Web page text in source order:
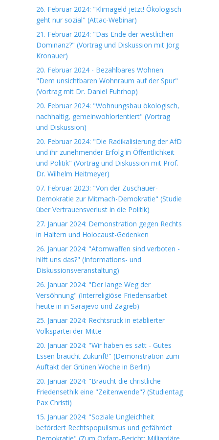
26. Februar 2024: "Klimageld jetzt! Ökologisch
geht nur sozial" (Attac-Webinar)
21. Februar 2024: "Das Ende der westlichen
Dominanz?" (Vortrag und Diskussion mit Jörg
Kronauer)
20. Februar 2024 - Bezahlbares Wohnen:
"Dem unsichtbaren Wohnraum auf der Spur"
(Vortrag mit Dr. Daniel Fuhrhop)
20. Februar 2024: "Wohnungsbau ökologisch,
nachhaltig, gemeinwohlorientiert" (Vortrag
und Diskussion)
20. Februar 2024: "Die Radikalisierung der AfD
und ihr zunehmender Erfolg in Öffentlichkeit
und Politik" (Vortrag und Diskussion mit Prof.
Dr. Wilhelm Heitmeyer)
07. Februar 2023: "Von der Zuschauer-
Demokratie zur Mitmach-Demokratie" (Studie
über Vertrauensverlust in die Politik)
27. Januar 2024: Demonstration gegen Rechts
in Haltern und Holocaust-Gedenken
26. Januar 2024: "Atomwaffen sind verboten -
hilft uns das?" (Informations- und
Diskussionsveranstaltung)
26. Januar 2024: "Der lange Weg der
Versöhnung" (Interreligiöse Friedensarbet
heute in in Sarajevo und Zagreb)
25. Januar 2024: Rechtsruck in etablierter
Volkspartei der Mitte
20. Januar 2024: "Wir haben es satt - Gutes
Essen braucht Zukunft!" (Demonstration zum
Auftakt der Grünen Woche in Berlin)
20. Januar 2024: "Braucht die christliche
Friedensethik eine "Zeitenwende"? (Studientag
Pax Christi)
15. Januar 2024: "Soziale Ungleichheit
befördert Rechtspopulismus und gefährdet